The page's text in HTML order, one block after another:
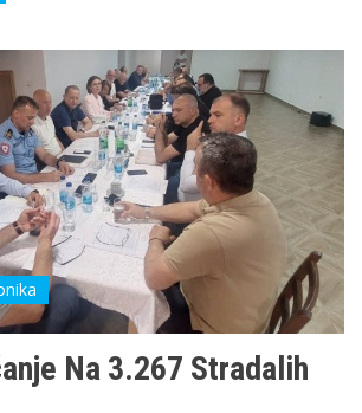
Na 3.267 Stradalih